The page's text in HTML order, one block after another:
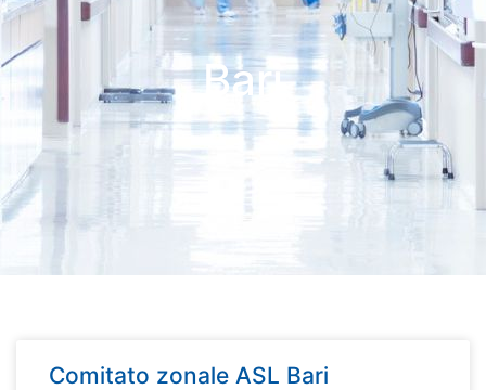
Bari
Comitato zonale ASL Bari